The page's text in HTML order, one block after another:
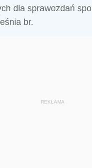
dla sprawozdań
br.
REKLAMA